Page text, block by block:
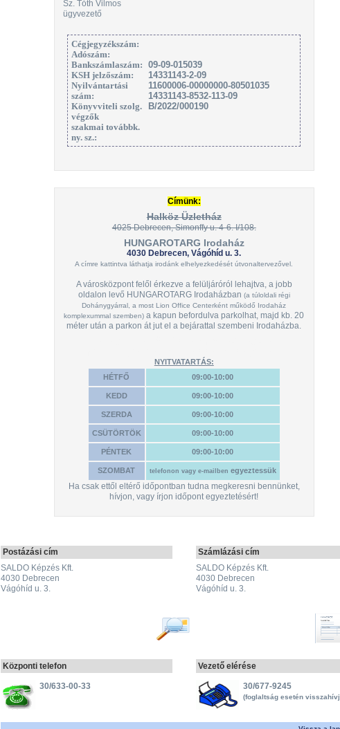
Sz. Tóth Vilmos
ügyvezető
Cégjegyzékszám:
Adószám:
Bankszámlaszám:
KSH jelzőszám:
Nyilvántartási
szám:
Könyvviteli szolg.
végzők
szakmai továbbk.
ny. sz.:
09-09-015039
14331143-2-09
11600006-00000000-80501035
14331143-8532-113-09
B/2022/000190
Címünk:
Halköz Üzletház
4025 Debrecen, Simonffy u. 4-6. I/108.
HUNGAROTARG Irodaház
4030 Debrecen, Vágóhíd u. 3.
A címre kattintva láthatja irodánk elhelyezkedését útvonaltervezővel.
A városközpont felől érkezve a felüljáróról lehajtva, a jobb
oldalon levő HUNGAROTARG Irodaházban (a túloldali régi
Dohánygyárral, a most Lion Office Centerként működő Irodaház
komplexummal szemben) a kapun befordulva parkolhat, majd kb. 20
méter után a parkon át jut el a bejárattal szembeni Irodaházba.
NYITVATARTÁS:
HÉTFŐ
09:00-10:00
KEDD 09:00-10:00
SZERDA 09:00-10:00
CSÜTÖRTÖK 09:00-10:00
PÉNTEK 09:00-10:00
SZOMBAT telefonon vagy e-mailben egyeztessük
Ha csak ettől eltérő időpontban tudna megkeresni bennünket,
hívjon, vagy írjon időpont egyeztetésért!
Postázási cím
SALDO Képzés Kft.
4030 Debrecen
Vágóhíd u. 3.
Számlázási cím
SALDO Képzés Kft.
4030 Debrecen
Vágóhíd u. 3.
Központi telefon
30/633-00-33
Vezető elérése
30/677-9245
(foglaltság esetén